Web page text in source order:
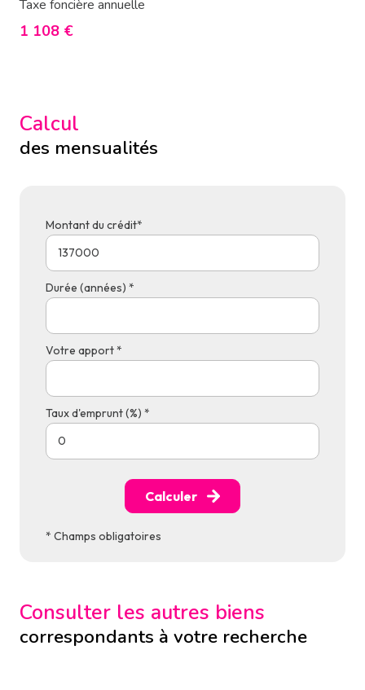
Taxe foncière annuelle
1 108 €
Calcul
des mensualités
Montant du crédit*
Durée (années) *
Votre apport *
Taux d'emprunt (%) *
Calculer
* Champs obligatoires
Consulter les autres biens
correspondants à votre recherche